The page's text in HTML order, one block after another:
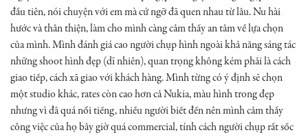
đầu tiên, nói chuyện với em mà cứ ngỡ đã quen nhau từ lâu. Nu hài
hước và thân thiện, làm cho mình càng cảm thấy an tâm về lựa chọn
của mình. Mình đánh giá cao người chụp hình ngoài khả năng sáng tác
những shoot hình đẹp (dĩ nhiên), quan trọng không kém phải là cách
giao tiếp, cách xã giao với khách hàng. Mình từng có ý định sẽ chọn
một studio khác, rates còn cao hơn cả Nukia, màu hình trong đẹp
nhưng vì đã quá nổi tiếng, nhiều người biết đến nên mình cảm thấy
công việc của họ bây giờ quá commercial, tính cách người chụp rất sốc